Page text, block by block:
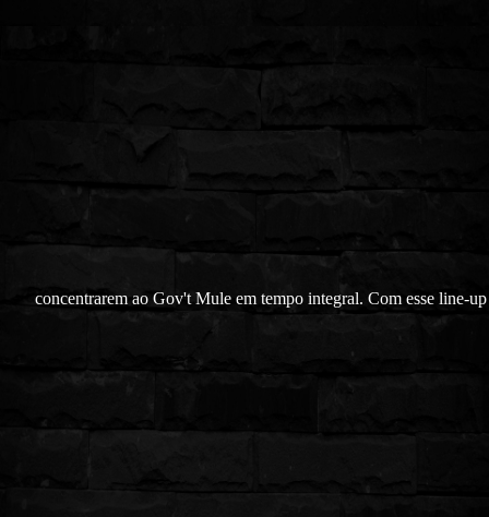
concentrarem ao Gov't Mule em tempo integral. Com esse line-